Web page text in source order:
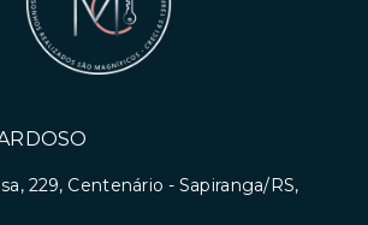
229, Centenário - Sapiranga/RS,